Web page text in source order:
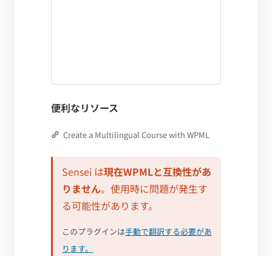
便利なリソース
Create a Multilingual Course with WPML
Sensei は現在WPMLと互換性があ
りません。使用時に問題が発生す
る可能性があります。
このプラグインは手動で翻訳する必要があ
ります。